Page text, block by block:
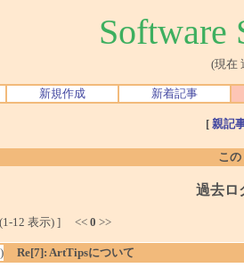
Software
(現在
新規作成 新着記事
[ 親記
こ
過去ロ
(1-12 表示) ] << 0 >>
Re[7]: ArtTipsについて